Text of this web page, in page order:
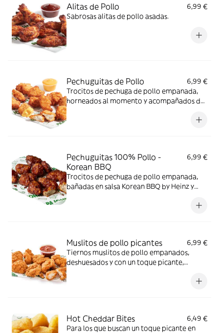
Alitas de Pollo
6,99 €
Sabrosas alitas de pollo asadas.
Pechuguitas de Pollo
6,99 €
Trocitos de pechuga de pollo empanada,
horneados al momento y acompañados de
Pechuguitas 100% Pollo -
Korean BBQ
6,99 €
Trocitos de pechuga de pollo empanada,
bañadas en salsa Korean BBQ by Heinz y
Muslitos de pollo picantes
6,99 €
Tiernos muslitos de pollo empanados,
deshuesados y con un toque picante,
Hot Cheddar Bites
6,49 €
Para los que buscan un toque picante en